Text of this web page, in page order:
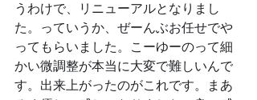
うわけで、リニューアルとなりまし
た。っていうか、ぜーんぶお任せでや
ってもらいました。こーゆーのって細
かい微調整が本当に大変で難しいんで
す。出来上がったのがこれです。まあ